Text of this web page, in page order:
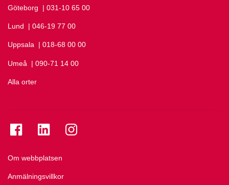
Göteborg Ring Göteborg på
| 031-10 65 00
Lund Ring Lund på
| 046-19 77 00
Uppsala Ring Uppsala på
| 018-68 00 00
Umeå Ring Umeå på
| 090-71 14 00
Alla orter
Om webbplatsen
Anmälningsvillkor
Se folkuniversitetet på Facebook
Se folkuniversitetet på LinkedIn